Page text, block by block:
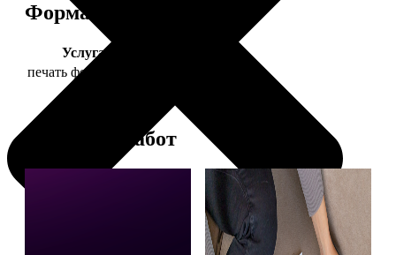
Форматы и цены
Услуга
печать фото 20х20
Примеры работ